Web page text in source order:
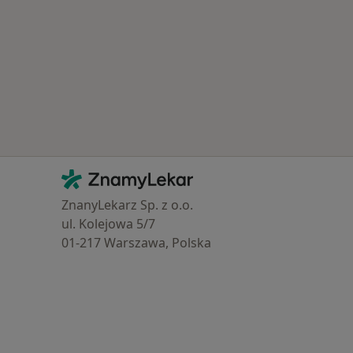
Kontakt
ZnamyLekar - Hlavní stránka
ZnanyLekarz Sp. z o.o.
ul. Kolejowa 5/7
01-217 Warszawa, Polska